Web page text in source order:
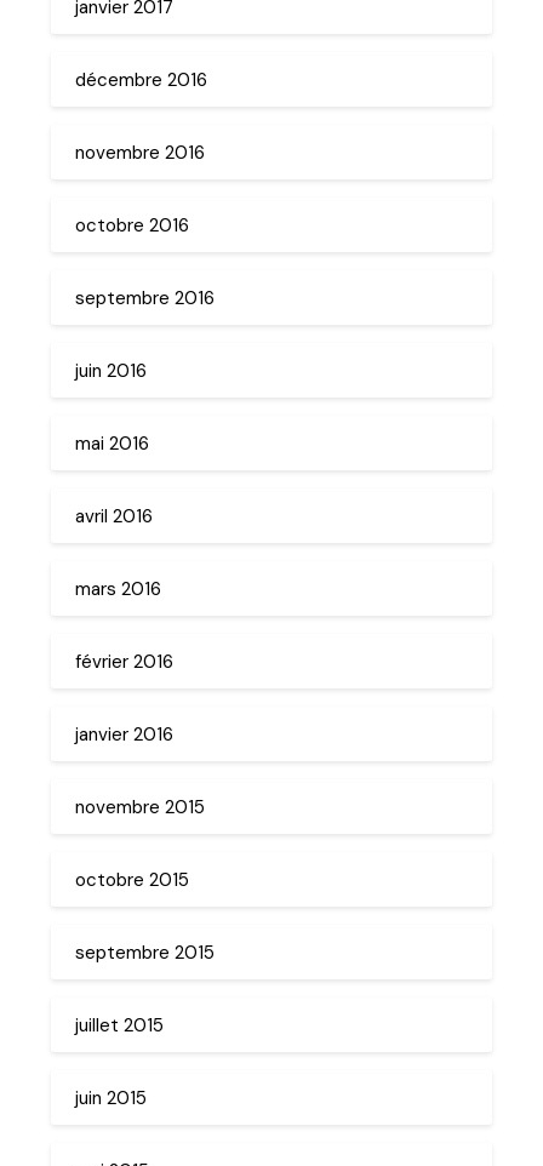
janvier 2017
décembre 2016
novembre 2016
octobre 2016
septembre 2016
juin 2016
mai 2016
avril 2016
mars 2016
février 2016
janvier 2016
novembre 2015
octobre 2015
septembre 2015
juillet 2015
juin 2015